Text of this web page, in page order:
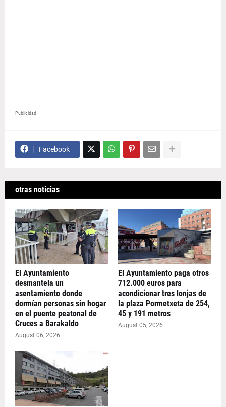
Publicidad
Facebook
otras noticias
El Ayuntamiento
desmantela un
asentamiento donde
dormían personas sin hogar
en el puente peatonal de
Cruces a Barakaldo
August 06, 2026
El Ayuntamiento paga otros
712.000 euros para
acondicionar tres lonjas de
la plaza Pormetxeta de 254,
45 y 191 metros
August 05, 2026